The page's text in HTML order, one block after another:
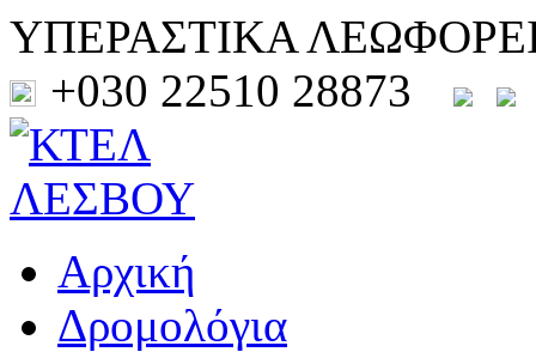
ΥΠΕΡΑΣΤΙΚΑ
+030 22510 28873
Αρχική
Δρομολόγια